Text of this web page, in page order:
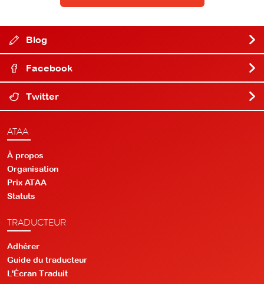
Blog
Facebook
Twitter
ATAA
À propos
Organisation
Prix ATAA
Statuts
TRADUCTEUR
Adhérer
Guide du traducteur
L'Écran Traduit